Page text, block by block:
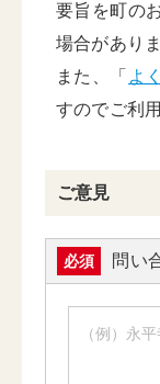
要旨を町の
場合がありま
また、「 よ
すのでご利
ご意見
必須 問い